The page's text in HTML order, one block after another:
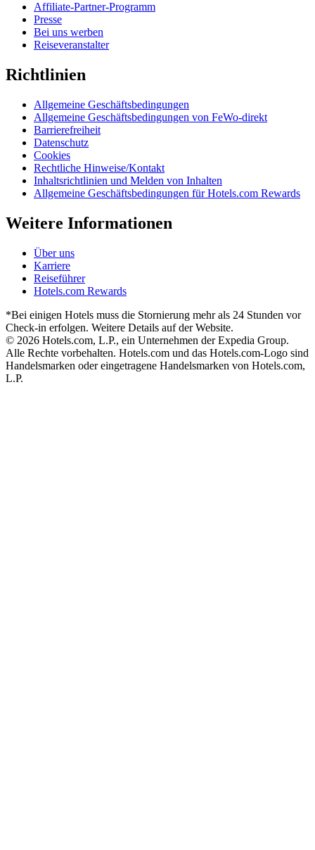
Affiliate-Partner-Programm
Presse
Bei uns werben
Reiseveranstalter
Richtlinien
Allgemeine Geschäftsbedingungen
Allgemeine Geschäftsbedingungen von FeWo-direkt
Barrierefreiheit
Datenschutz
Cookies
Rechtliche Hinweise/Kontakt
Inhaltsrichtlinien und Melden von Inhalten
Allgemeine Geschäftsbedingungen für Hotels.com Rewards
Weitere Informationen
Über uns
Karriere
Reiseführer
Hotels.com Rewards
*Bei einigen Hotels muss die Stornierung mehr als 24 Stunden vor
Check-in erfolgen. Weitere Details auf der Website.
© 2026 Hotels.com, L.P., ein Unternehmen der Expedia Group.
Alle Rechte vorbehalten. Hotels.com und das Hotels.com-Logo sind
Handelsmarken oder eingetragene Handelsmarken von Hotels.com,
L.P.